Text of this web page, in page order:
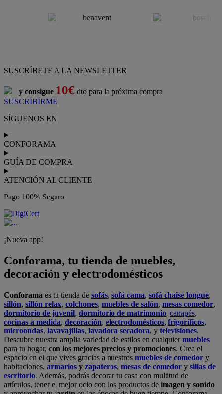
SUSCRÍBETE A LA NEWSLETTER
y consigue 10€ dto para la próxima compra
SUSCRIBIRME
SÍGUENOS EN
CONFORAMA
GUÍA DE COMPRA
ATENCIÓN AL CLIENTE
Pago 100% Seguro
¡Nueva app!
Conforama, tu tienda de muebles,
decoración y electrodomésticos
Conforama es tu tienda de sofás, sofá cama, sofá chaise longue,
sillón, sillón relax, colchones, muebles de salón, mesas comedor,
dormitorio de juvenil, dormitorio de matrimonio, canapés,
cocinas a medida, decoración, electrodomésticos, frigoríficos,
microondas, lavavajillas, lavadora secadora, y televisiones.
Descubre nuestra amplia variedad de estilos en cualquiermuebles
para tu hogar, con los mejores precios y promociones. Crea el
espacio en el que vives gracias a nuestros muebles de comedor y
habitaciones, armarios y zapateros, mesas de comedor y sillas de
escritorio. Además, podrás decorar tu casa con multitud de
artículos, tener el mejor ocio con los productos de imagen y sonido